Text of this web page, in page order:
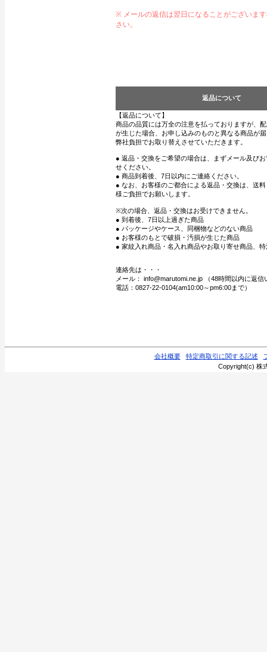
※ メールの返信は翌日になることがございま
さい。
返品について
【返品について】
商品の品質には万全の注意を払っておりますが、
が生じた場合、お申し込みのものと異なる商品が
弊社負担でお取り替えさせていただきます。
● 返品・交換をご希望の場合は、まずメール及び
せください。
● 商品到着後、7日以内にご連絡ください。
● なお、お客様のご都合による返品・交換は、送
様ご負担でお願いします。
※次の場合、返品・交換はお受けできません。
● 到着後、7日以上過ぎた商品
● パッケージやケース、同梱物などのない商品
● お客様のもとで破損・汚損が生じた商品
● 家紋入れ商品・名入れ商品やお取り寄せ商品、
連絡先は・・・
メール： info@marutomi.ne.jp （48時間以内に返信
電話：0827-22-0104(am10:00～pm6:00まで）
会社概要 特定商取引に関する記述
Copyright(c) 株